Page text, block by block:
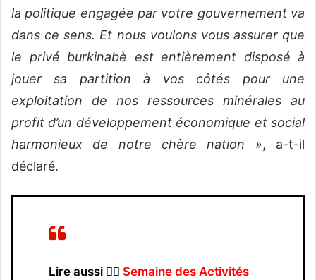
la politique engagée par votre gouvernement va
dans ce sens. Et nous voulons vous assurer que
le privé burkinabè est entièrement disposé à
jouer sa partition à vos côtés pour une
exploitation de nos ressources minérales au
profit d’un développement économique et social
harmonieux de notre chère nation », a-t-il
déclaré.
Lire aussi 👉🏿 Semaine des Activités